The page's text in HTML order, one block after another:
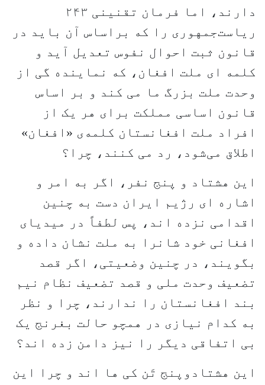
دارند، اما فرمان تقنینی ۲۴۳
ریاست‌جمهوری را که براساس آن باید در
قانون ثبت احوال نفوس تعدیل آید و
کلمه ای ملت افغان، که نماینده گی از
وحدت ملت بزرگ ما می کند و بر اساس
قانون اساسی مملکت برای هر یک از
افراد ملت افغانستان کلمه‌ی «افغان»
اطلاق می‌شود، رد می کنند، چرا؟
این هشتاد و پنج نفر، اگر به امر و
اشاره ای رژیم ایران دست به چنین
اقدامی نزده اند، پس لطفاً در میدیای
افغانی خود شانرا به ملت نشان داده و
بگویند، در چنین وضعیتی، اگر قصد
تضعیف وحدت ملی و قصد تضعیف نظام نیم
بند افغانستان را ندارند، چرا و نظر
به کدام نیازی در همچو حالت بغرنج یک
بی اتفاقی دیگر را نیز دامن زده اند؟
این هشتادوپنج تَن کی ها اند و چرا این